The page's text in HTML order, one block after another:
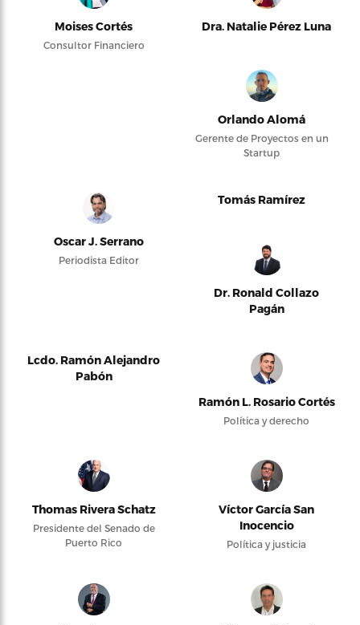
Moises Cortés
Consultor Financiero
Dra. Natalie Pérez Luna
Orlando Alomá
Gerente de Proyectos en un
Startup
Oscar J. Serrano
Periodista Editor
Tomás Ramírez
Dr. Ronald Collazo
Pagán
Lcdo. Ramón Alejandro
Pabón
Ramón L. Rosario Cortés
Política y derecho
Thomas Rivera Schatz
Presidente del Senado de
Puerto Rico
Víctor García San
Inocencio
Política y justicia